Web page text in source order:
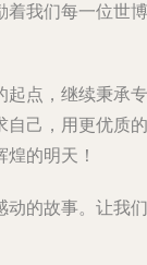
着我们每一位世博
起点，继续秉承专
自己，用更优质的
的明天！
动的故事。让我们